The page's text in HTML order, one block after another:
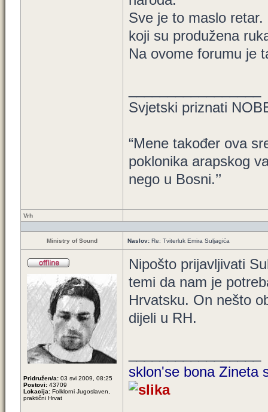
Sve je to maslo
koji su produžena
Na ovome forumu je
Svjetski priznati
“Mene također ova
poklonika arapskog
nego u Bosni.’’
Vrh
Ministry of Sound Naslov: Re: Tviterluk Emira Suljagića
Pridružen/a: 03 svi 2009, 08:25
Postovi: 43709
Lokacija: Folklorni Jugoslaven,
praktični Hrvat
Nipošto prijavljivati
temi da nam je
Hrvatsku. On nešto
dijeli u RH.
sklon'se bona Zineta